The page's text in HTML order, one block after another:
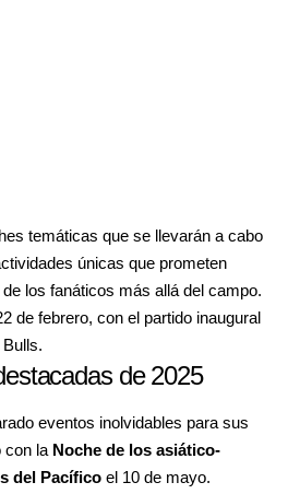
temáticas que se llevarán a cabo
únicas que prometen
los fanáticos más allá del campo.
de febrero, con el partido inaugural
de 2025
eventos inolvidables para sus
con la Noche de los asiático-
del Pacífico el 10 de mayo.